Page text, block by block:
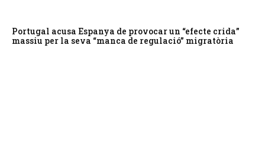
Portugal acusa Espanya de provocar un “efecte crida”
massiu per la seva “manca de regulació” migratòria